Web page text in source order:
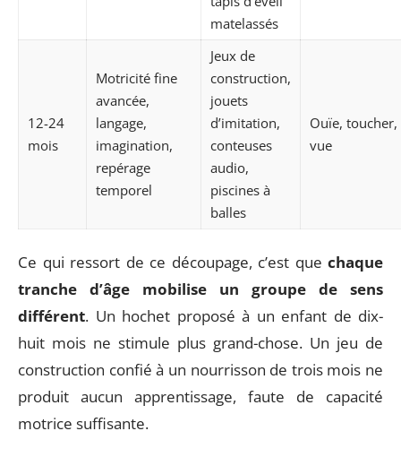
matelassés
12-24
mois
Motricité fine
avancée,
langage,
imagination,
repérage
temporel
Jeux de
construction,
jouets
d’imitation,
conteuses
audio,
piscines à
balles
Ouïe, toucher,
vue
Ce qui ressort de ce découpage, c’est que chaque
tranche d’âge mobilise un groupe de sens
différent. Un hochet proposé à un enfant de dix-
huit mois ne stimule plus grand-chose. Un jeu de
construction confié à un nourrisson de trois mois ne
produit aucun apprentissage, faute de capacité
motrice suffisante.